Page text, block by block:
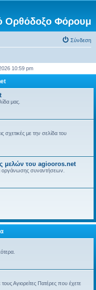
Ορθόδοξο Φόρουμ
Σύνδεση
10:59 pm
μας.
σχετικές με την σελίδα του
μελών του agiooros.net
οργάνωσης συναντήσεων.
Αγιορείτες Πατέρες που έχετε